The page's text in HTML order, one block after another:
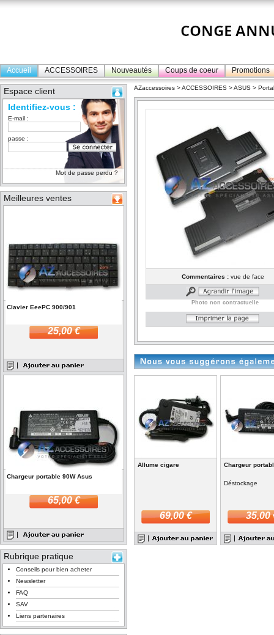
Accueil ACCESSOIRES Nouveautés Coups de coeur Promotions
Espace client
Identifiez-vous :
E-mail :
passe :
Mot de passe perdu ?
Meilleures ventes
Clavier EeePC 900/901
25,00 €
Chargeur portable 90W Asus
65,00 €
Rubrique pratique
Conseils pour bien acheter
Newsletter
FAQ
SAV
Liens partenaires
AZaccessoires >ACCESSOIRES >ASUS >
Commentaires :vue de face
Photo non contractuelle
Allume cigare
69,00 €
Chargeur
Déstockage
35,00